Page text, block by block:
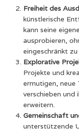
Freiheit des
künstlerische
kann seine
ausprobieren,
eingeschränkt
Explorative
Projekte und
ermutigen, neue
verschieben und
erweitern.
Gemeinschaft
unterstützende